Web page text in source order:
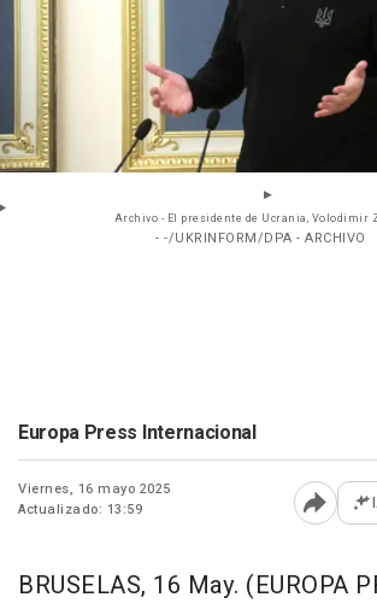
Archivo - El presidente de Ucrania, Volodimir
- -/UKRINFORM/DPA - ARCHIVO
Europa Press Internacional
Viernes, 16 mayo 2025
Actualizado: 13:59
Abrir
BRUSELAS, 16 May. (EUROPA